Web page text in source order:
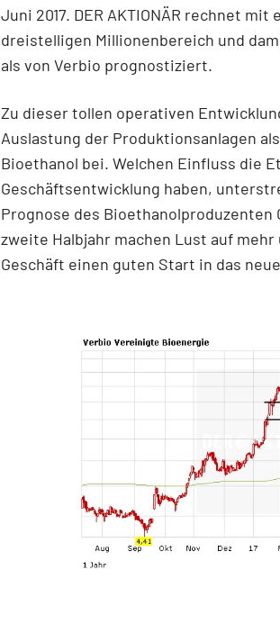
Juni 2017. DER AKTIONÄR rechnet
dreistelligen Millionenbereich und
als von Verbio prognostiziert.
Zu dieser tollen operativen
Auslastung der Produktionsanlagen
Bioethanol bei. Welchen Einfluss die
Geschäftsentwicklung haben,
Prognose des Bioethanolproduzenten
zweite Halbjahr machen Lust auf
Geschäft einen guten Start in das